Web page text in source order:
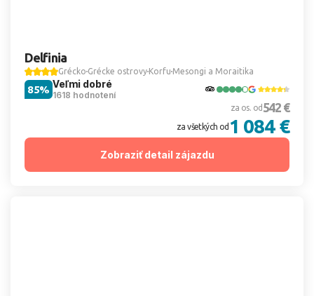
Delfinia
Grécko Grécke ostrovy Korfu Mesongi a Moraitika
Veľmi dobré
1618 hodnotení
85%
za os. od 542 €
za všetkých od 1 084 €
Zobraziť detail zájazdu